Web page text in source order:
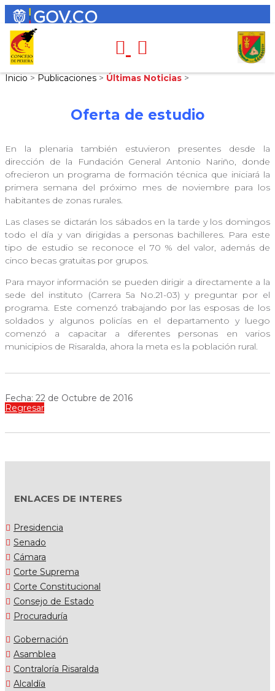
Inicio > Publicaciones > Últimas Noticias >
Oferta de estudio
En la plenaria también estuvieron presentes desde la
dirección de la Fundación General Antonio Nariño, donde
ofrecieron un programa de formación técnica que iniciará la
primera semana del próximo mes de noviembre para los
habitantes de zonas rurales.
Las clases se dictarán los sábados en la tarde y los domingos
todo el día y van dirigidas a personas bachilleres. Para este
tipo de estudio se reconoce el 70 % del valor, además de
cinco becas gratuitas por grupos.
Para mayor información se pueden dirigir a directamente a la
sede del instituto (Carrera 5a No.21-03) y preguntar por el
programa. Este comenzó trabajando por las esposas de los
soldados y algunos policías en el departamento y luego
comenzó a capacitar a diferentes personas en varios
municipios de Risaralda, ahora la meta es la población rural.
Fecha: 22 de Octubre de 2016
Regresar
ENLACES DE INTERES
Presidencia
Senado
Cámara
Corte Suprema
Corte Constitucional
Consejo de Estado
Procuraduría
Gobernación
Asamblea
Contraloría Risaralda
Alcaldía